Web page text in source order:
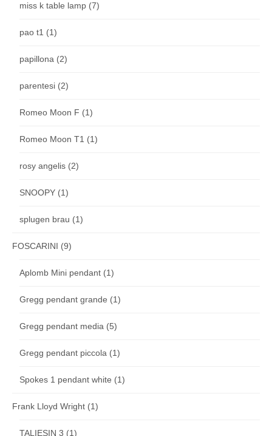
miss k table lamp (7)
pao t1 (1)
papillona (2)
parentesi (2)
Romeo Moon F (1)
Romeo Moon T1 (1)
rosy angelis (2)
SNOOPY (1)
splugen brau (1)
FOSCARINI (9)
Aplomb Mini pendant (1)
Gregg pendant grande (1)
Gregg pendant media (5)
Gregg pendant piccola (1)
Spokes 1 pendant white (1)
Frank Lloyd Wright (1)
TALIESIN 3 (1)